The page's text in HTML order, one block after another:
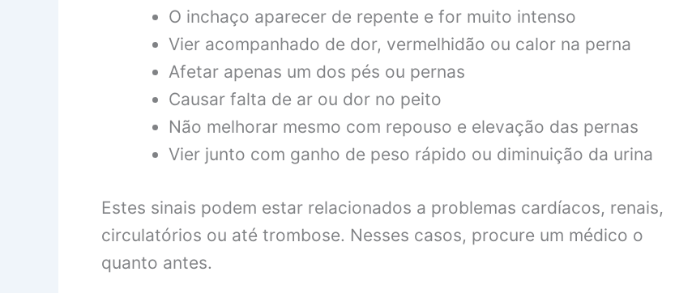
O inchaço aparecer de repente e for muito intenso
Vier acompanhado de dor, vermelhidão ou calor na perna
Afetar apenas um dos pés ou pernas
Causar falta de ar ou dor no peito
Não melhorar mesmo com repouso e elevação das pernas
Vier junto com ganho de peso rápido ou diminuição da urina
Estes sinais podem estar relacionados a problemas cardíacos, renais,
circulatórios ou até trombose. Nesses casos, procure um médico o
quanto antes.